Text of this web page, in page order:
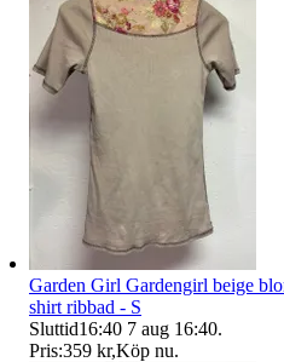
Garden Girl Gardengirl beige
shirt ribbad - S
Sluttid16:40 7 aug 16:40.
Pris:359 kr,Köp nu.